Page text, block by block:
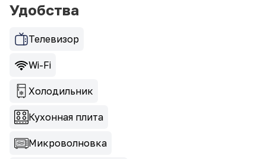
Удобства
Телевизор
Wi-Fi
Холодильник
Кухонная плита
Микроволновка